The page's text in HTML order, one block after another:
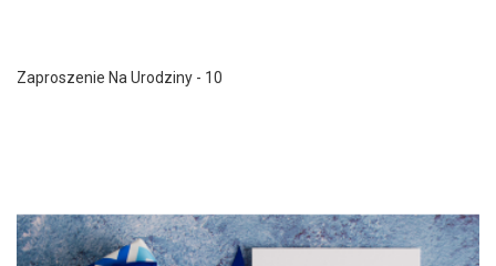
Zaproszenie Na Urodziny - 10